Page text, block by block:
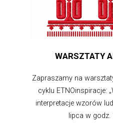
WARSZTATY
Zapraszamy na
cyklu ETNOinspiracje:
interpretacje wzorów
lipca w